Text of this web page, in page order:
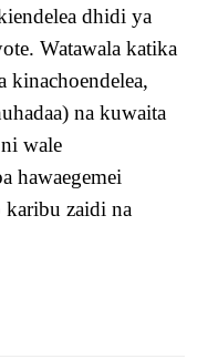
dhidi ya
Watawala katika
kinachoendelea,
na kuwaita
wale
hawaegemei
zaidi na